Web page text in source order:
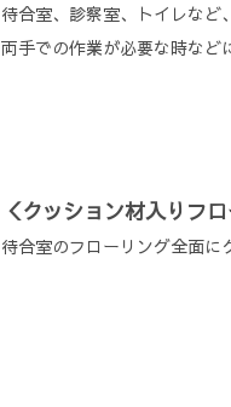
待合室、診察室、トイレなど
両手での作業が必要な時など
＜クッション材入りフ
待合室のフローリング全面に